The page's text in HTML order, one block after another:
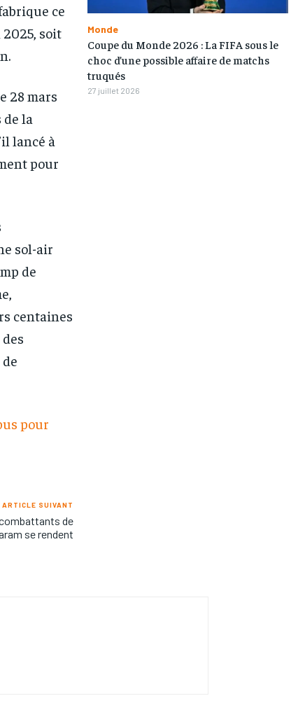
to this tier, you are billed
after the first one until you
the monthly subscription.
to this tier, you are billed
after the first one until you
the monthly subscription.
ce
2025, soit
28 mars
la
lancé à
pour
sol-air
de
centaines
pour
ARTICLE SUIVANT
de
se rendent
Monde
Coupe du Monde 2026 : La FIFA sous le
choc d’une possible affaire de matchs
truqués
27 juillet 2026